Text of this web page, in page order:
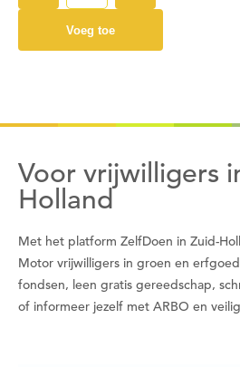
Voeg toe
Voor vrijwilligers
Holland
Met het platform ZelfDoen in Zuid-
Motor vrijwilligers in groen en
fondsen, leen gratis gereedschap,
of informeer jezelf met ARBO en
Om gereedschap te kunnen
een datum kiezen
Wil je nu een datum kiezen?